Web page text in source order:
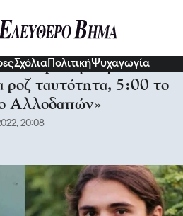
Σχόλια ΠολιτικήΨυχαγωγία
ντρέπομαι για τη
ροζ ταυτότητα, 5:00 το
Αλλοδαπών»
20:08